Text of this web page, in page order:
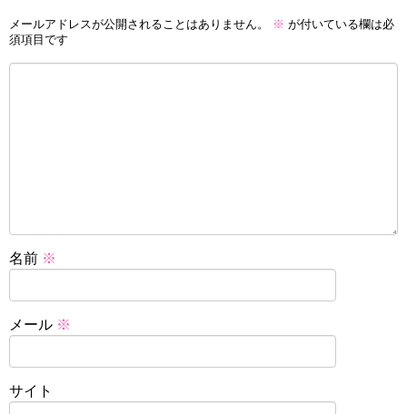
メールアドレスが公開されることはありません。 ※ が付いている欄は必
須項目です
名前 ※
メール ※
サイト